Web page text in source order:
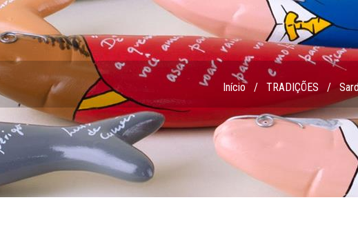
Início / TRADIÇÕES /